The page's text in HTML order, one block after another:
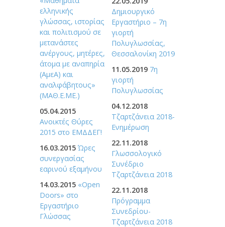
ελληνικής
γλώσσας, ιστορίας
και πολιτισμού σε
μετανάστες
ανέργους, μητέρες,
άτομα με αναπηρία
(ΑμεΑ) και
αναλφάβητους»
(ΜΑΘ.Ε.ΜΕ.)
05.04.2015
Ανοικτές Θύρες
2015 στο ΕΜΔΔΕΓ!
16.03.2015 Ώρες
συνεργασίας
εαρινού εξαμήνου
14.03.2015 «Open
Doors» στο
Εργαστήριο
Γλώσσας
Δημιουργικό
Εργαστήριο – 7η
γιορτή
Πολυγλωσσίας,
Θεσσαλονίκη 2019
11.05.2019 7η
γιορτή
Πολυγλωσσίας
04.12.2018
Τζαρτζάνεια 2018-
Ενημέρωση
22.11.2018
Γλωσσολογικό
Συνέδριο
Τζαρτζάνεια 2018
22.11.2018
Πρόγραμμα
Συνεδρίου-
Τζαρτζάνεια 2018